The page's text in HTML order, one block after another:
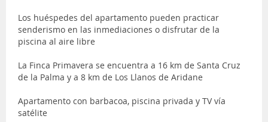
Los huéspedes del apartamento pueden practicar
senderismo en las inmediaciones o disfrutar de la
piscina al aire libre
La Finca Primavera se encuentra a 16 km de Santa Cruz
de la Palma y a 8 km de Los Llanos de Aridane
Apartamento con barbacoa, piscina privada y TV vía
satélite